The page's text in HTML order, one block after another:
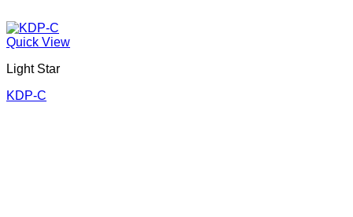
Quick View
Light Star
KDP-C